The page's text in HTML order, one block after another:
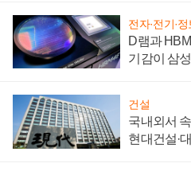
전자·전기·
D램과
기감이 삼
건설
국내외서
현대건설·